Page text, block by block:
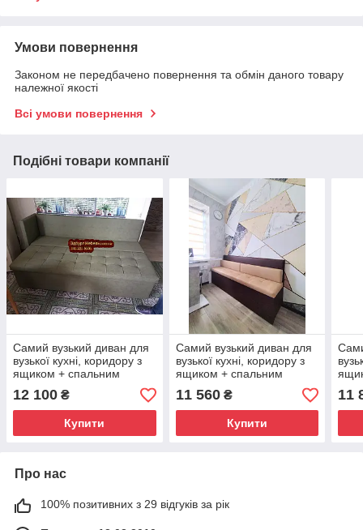
Умови повернення
Законом не передбачено повернення та обмін даного товару
належної якості
Всі умови повернення
Подібні товари компанії
Самий вузький диван для
вузької кухні, коридору з
ящиком + спальним
місцем 1800х550х850мм
12 100 ₴
Купити
Самий вузький диван для
вузької кухні, коридору з
ящиком + спальним
місцем 1800х450х850мм
11 560₴
Купити
11
Про нас
100% позитивних з 29 відгуків за рік